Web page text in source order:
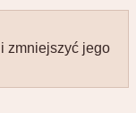
zmniejszyć jego